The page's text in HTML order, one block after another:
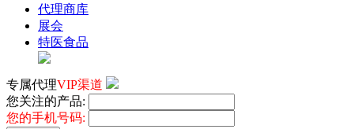
代理商库
展会
特医食品
专属代理VIP渠道
您关注的产品:
您的手机号码: